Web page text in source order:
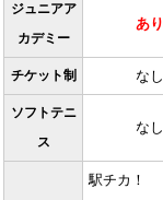
ジュニアア
カデミー
あり
チケット制 なし
ソフトテニ
ス
なし
駅チカ！